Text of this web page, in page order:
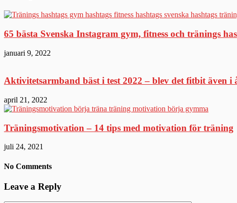
65 bästa Svenska Instagram gym, fitness och tränings
januari 9, 2022
Aktivitetsarmband bäst i test 2022 – blev det fitbit även i
april 21, 2022
Träningsmotivation – 14 tips med motivation för träning
juli 24, 2021
No Comments
Leave a Reply